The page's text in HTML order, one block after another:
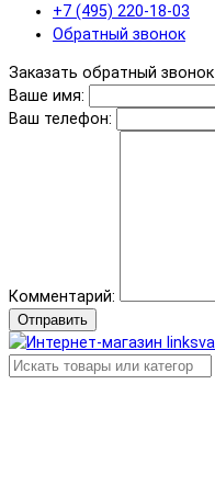
+7 (495) 220-18-03
Обратный звонок
Заказать обратный звонок
Ваше имя:
Ваш телефон:
Комментарий:
Отправить